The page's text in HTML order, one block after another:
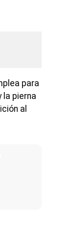
para
la pierna
al